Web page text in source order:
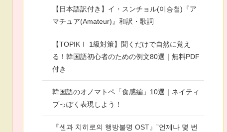
【日本語訳付き】イ・スンチョル(이승철)『ア
マチュア(Amateur)』和訳・歌詞
【TOPIKⅠ 1級対策】聞くだけで自然に覚え
る！韓国語初心者のための例文80選｜無料PDF
付き
韓国語のオノマトペ「食感編」10選｜ネイティ
ブっぽく表現しよう！
『센과 치히로의 행방불명 OST』”언제나 몇 번